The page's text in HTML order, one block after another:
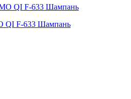
QI F-633 Шампань